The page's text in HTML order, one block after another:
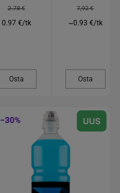
2.78 €
0.97 €/tk
Osta
7,92 €
~0.93 €/tk
Osta
−30%